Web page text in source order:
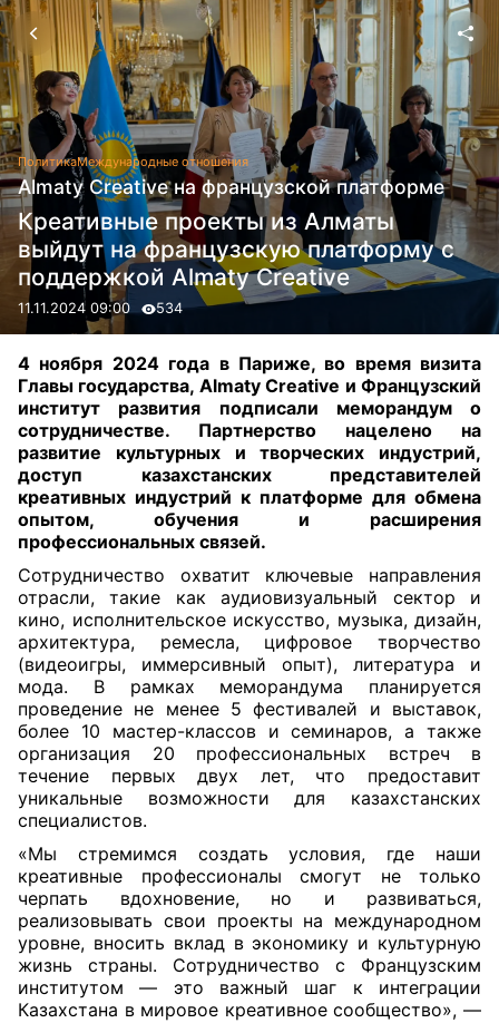
ПолитикаМеждународные отношения
Almaty Creative на французской платформе
Креативные проекты из Алматы
выйдут на французскую платформу с
поддержкой Almaty Creative
11.11.2024 09:00 534
4 ноября 2024 года в Париже, во время визита
Главы государства, Almaty Creative и Французский
институт развития подписали меморандум о
сотрудничестве. Партнерство нацелено на
развитие культурных и творческих индустрий,
доступ казахстанских представителей
креативных индустрий к платформе для обмена
опытом, обучения и расширения
профессиональных связей.
Сотрудничество охватит ключевые направления
отрасли, такие как аудиовизуальный сектор и
кино, исполнительское искусство, музыка, дизайн,
архитектура, ремесла, цифровое творчество
(видеоигры, иммерсивный опыт), литература и
мода. В рамках меморандума планируется
проведение не менее 5 фестивалей и выставок,
более 10 мастер-классов и семинаров, а также
организация 20 профессиональных встреч в
течение первых двух лет, что предоставит
уникальные возможности для казахстанских
специалистов.
«Мы стремимся создать условия, где наши
креативные профессионалы смогут не только
черпать вдохновение, но и развиваться,
реализовывать свои проекты на международном
уровне, вносить вклад в экономику и культурную
жизнь страны. Сотрудничество с Французским
институтом — это важный шаг к интеграции
Казахстана в мировое креативное сообщество», —